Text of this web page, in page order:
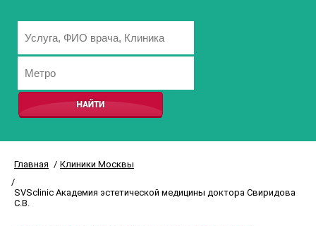
Главная Клиники Москвы
SVSclinic Академия эстетической медицины доктора Свиридова
С.В.